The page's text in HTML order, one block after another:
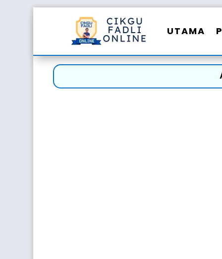
UTAMA